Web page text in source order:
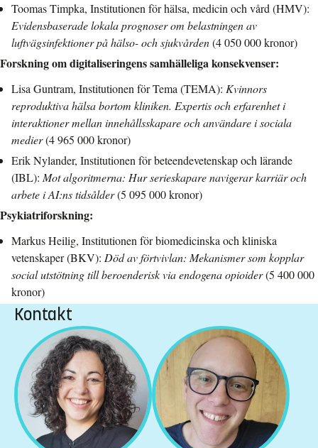
Toomas Timpka, Institutionen för hälsa, medicin och vård (HMV):
Evidensbaserade lokala prognoser om belastningen av
luftvägsinfektioner på hälso- och sjukvården(4 050 000 kronor)
Forskning om digitaliseringens samhälleliga konsekvenser:
Lisa Guntram, Institutionen för Tema (TEMA): Kvinnors
reproduktiva hälsa bortom kliniken. Expertis och erfarenhet i
interaktioner mellan innehållsskapare och användare i sociala
medier(4 965 000 kronor)
Erik Nylander, Institutionen för beteendevetenskap och lärande
(IBL): Mot algoritmerna: Hur serieskapare navigerar karriär och
arbete i AI:ns tidsålder(5 095 000 kronor)
Psykiatriforskning:
Markus Heilig, Institutionen för biomedicinska och kliniska
vetenskaper (BKV): Död av förtvivlan: Mekanismer som kopplar
social utstötning till beroenderisk via endogena opioider(5 400 000
kronor)
Kontakt